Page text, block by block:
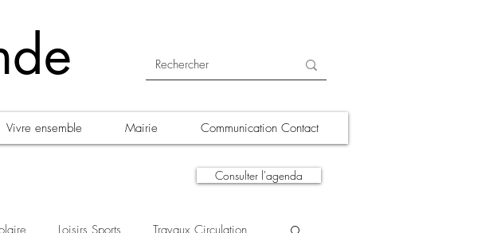
Vivre ensemble Mairie Communication Contact
Consulter l'agenda
Loisirs Sports Travaux Circulation